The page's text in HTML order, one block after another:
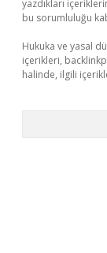
yazdıkları
bu sorumluluğu
Hukuka ve yasal
içerikleri,
halinde, ilgili